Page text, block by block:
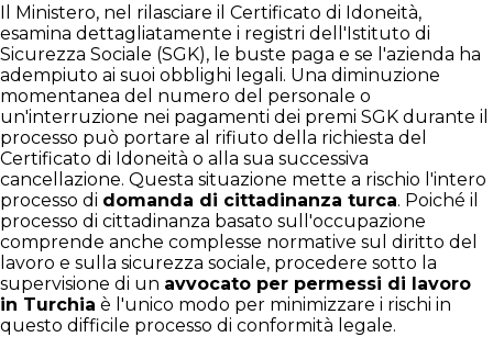
Il Ministero, nel rilasciare il Certificato di Idoneità,
esamina dettagliatamente i registri dell'Istituto di
Sicurezza Sociale (SGK), le buste paga e se l'azienda ha
adempiuto ai suoi obblighi legali. Una diminuzione
momentanea del numero del personale o
un'interruzione nei pagamenti dei premi SGK durante il
processo può portare al rifiuto della richiesta del
Certificato di Idoneità o alla sua successiva
cancellazione. Questa situazione mette a rischio l'intero
processo di domanda di cittadinanza turca. Poiché il
processo di cittadinanza basato sull'occupazione
comprende anche complesse normative sul diritto del
lavoro e sulla sicurezza sociale, procedere sotto la
supervisione di un avvocato per permessi di lavoro
in Turchia è l'unico modo per minimizzare i rischi in
questo difficile processo di conformità legale.